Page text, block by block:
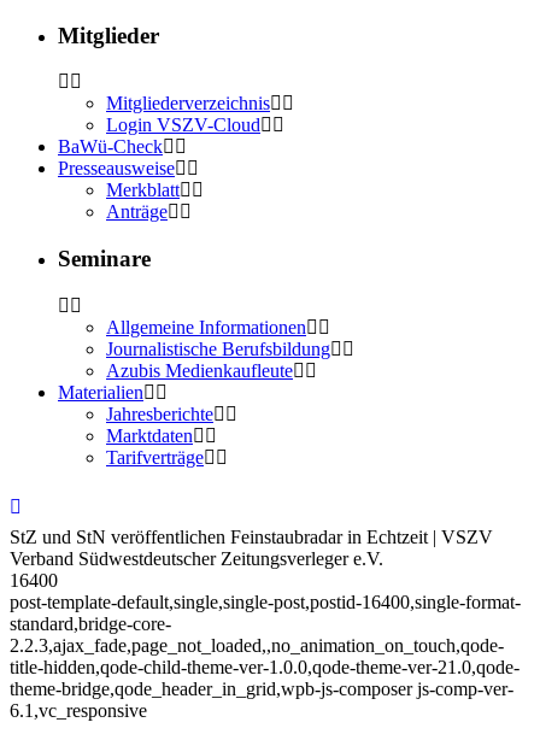
Mitglieder
Mitgliederverzeichnis
Login VSZV-Cloud
BaWü-Check
Presseausweise
Merkblatt
Anträge
Seminare
Allgemeine Informationen
Journalistische Berufsbildung
Azubis Medienkaufleute
Materialien
Jahresberichte
Marktdaten
Tarifverträge
StZ und StN veröffentlichen Feinstaubradar in Echtzeit | VSZV
Verband Südwestdeutscher Zeitungsverleger e.V.
16400
post-template-default,single,single-post,postid-16400,single-format-
standard,bridge-core-
2.2.3,ajax_fade,page_not_loaded,,no_animation_on_touch,qode-
title-hidden,qode-child-theme-ver-1.0.0,qode-theme-ver-21.0,qode-
theme-bridge,qode_header_in_grid,wpb-js-composer js-comp-ver-
6.1,vc_responsive